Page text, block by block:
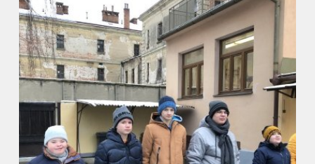
Úřední deska
Naše škola
Základní škola
ZŠ speciální
ZŠ a MŠ při nemocnici
Vyhledávání na webu